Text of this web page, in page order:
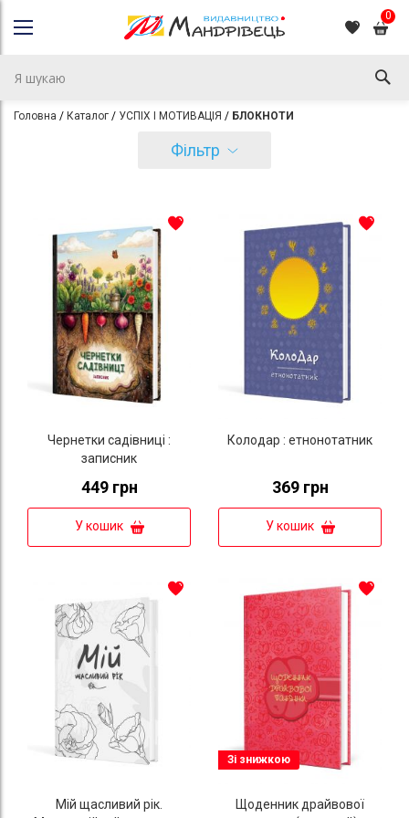
0
Головна Каталог УСПІХ І МОТИВАЦІЯ БЛОКНОТИ
Фільтр
Чернетки садівниці :
записник
449 грн
У кошик
Колодар : етнонотатник
369 грн
У кошик
Мій щасливий рік.
Зі знижкою
Щоденник драйвової